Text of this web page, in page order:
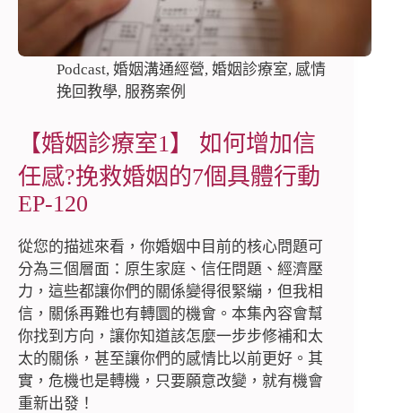
Podcast, 婚姻溝通經營, 婚姻診療室, 感情
挽回教學, 服務案例
【婚姻診療室1】 如何增加信
任感?挽救婚姻的7個具體行動
EP-120
從您的描述來看，你婚姻中目前的核心問題可
分為三個層面：原生家庭、信任問題、經濟壓
力，這些都讓你們的關係變得很緊繃，但我相
信，關係再難也有轉圜的機會。本集內容會幫
你找到方向，讓你知道該怎麼一步步修補和太
太的關係，甚至讓你們的感情比以前更好。其
實，危機也是轉機，只要願意改變，就有機會
重新出發！